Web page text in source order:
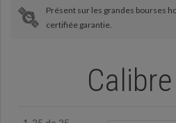
Présent sur les grandes bourses
certifiée garantie.